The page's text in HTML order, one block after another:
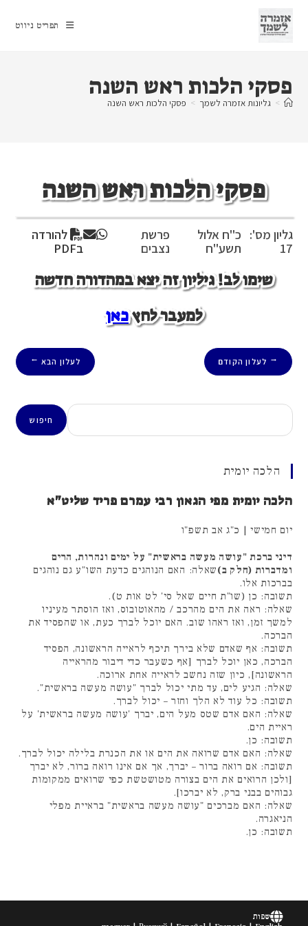
content
תפריט ניווט
פסקי הלכות ראש השנה
> גליונות אזמרה לשמך > פסקי הלכות ראש השנה
פסקי הלכות ראש השנה
גליון מס':
17
כ"ח אלול
תשע"ח
פרשת
נצבים
להורדה
בPDF
שימו לב! גיליון זה יצא במהדורה חדשה
למעבר לחץכאן
← לעלון הקודם לעלון הבא →
חיפוש
חיפוש
הלכה יומית
הלכה יומית מפי הגאון רבי עמרם פריד שליט"א
יום חמישי | כ"ג אב תשפ"ו
דיני ברכת "עושה מעשה בראשית" על ימים ונהרות, הרים
ומדברות (חלק ב)שאלה: האם הנוהגים כדעת השו"ע גם נוהגים
בברכות אלו.
תשובה: כן (שו"ת חיים שאל סי' לט אות ט).
שאלה: ראה את הים מהרכב / מהאוטובוס, ואז הוסתר מעיניו
למשך זמן, ואז ראהו שוב. האם יוכל לברך כעת, או שהפסיד את
הברכה.
תשובה: אף שאדם שלא בירך תיכף לראייה הראשונה, הפסיד
הברכה, כאן יוכל לברך [אף כשעבר כדי דיבור מהראייה
הראשונה], כיון שזה נחשב לראייה אחת ארוכה.
שאלה: הגיע לים, עד מתי יכול לברך "עושה מעשה בראשית".
תשובה: כל עוד לא הלך וחזר – יכול לברך.
שאלה: האם אדם שטס מעל הים, יברך 'עושה מעשה בראשית' על
ראיית הים.
תשובה: כן.
שאלה: האם אדם שרואה את הים או את הכנרת בלילה יכול לברך.
תשובה: אם רואה ברור – יברך, אך אם אינו רואה ברור, לא יברך
[ולכן הרואים את הים בצורה מטושטשת כפי שרואים ממקומות
גבוהים בבני ברק, לא יברכו].
שאלה: האם מברכים "עושה מעשה בראשית" בראיית מפלי
הניאגרה.
תשובה: כן.
שפות